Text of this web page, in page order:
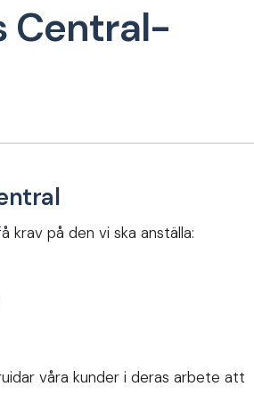
Central-
krav på den vi ska anställa:
våra kunder i deras arbete att